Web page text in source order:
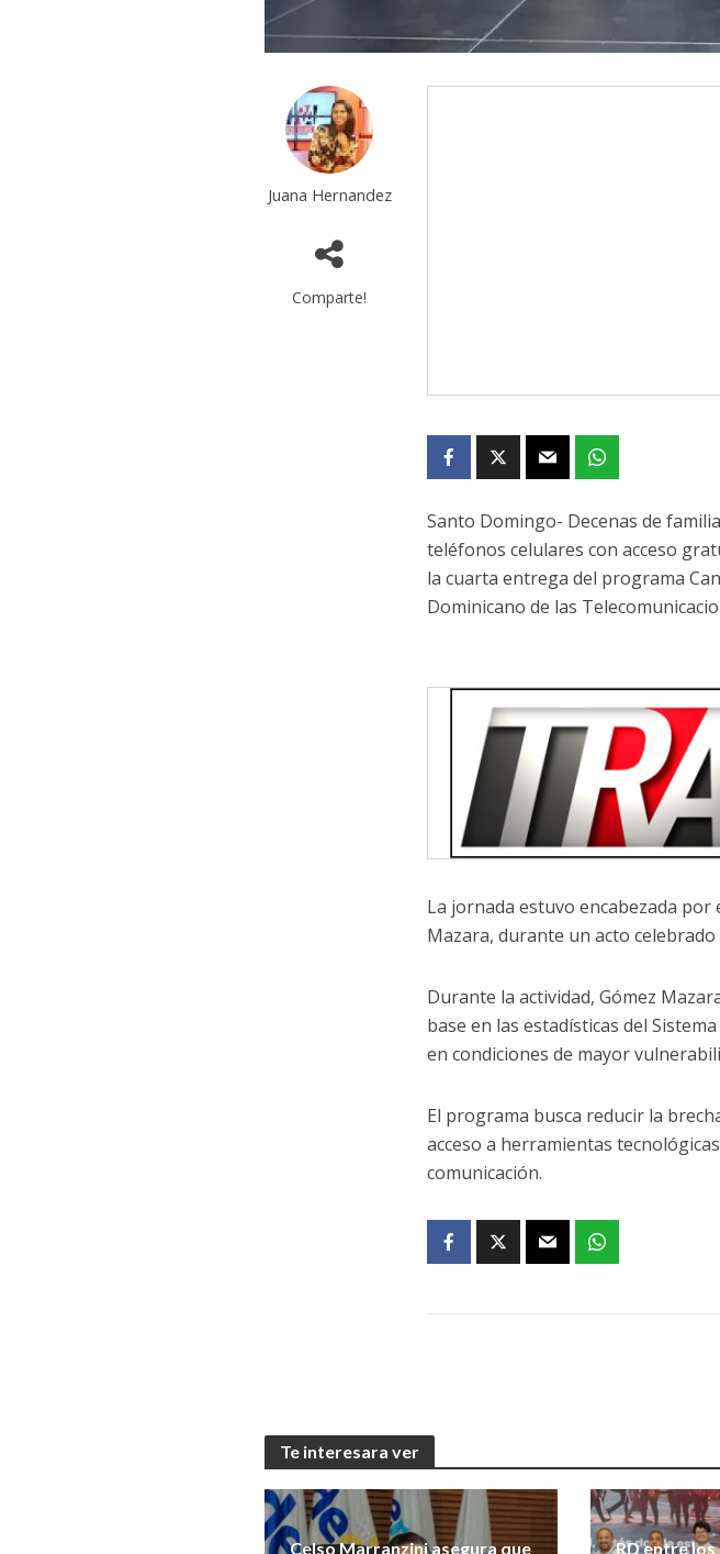
Juana Hernandez
Comparte!
Santo Domingo- Decenas de
teléfonos celulares con acceso
la cuarta entrega del programa
Dominicano de las
La jornada estuvo encabezada
Mazara, durante un acto
Durante la actividad, Gómez
base en las estadísticas del
en condiciones de mayor
El programa busca reducir la
acceso a herramientas
comunicación.
Te interesara ver
Celso Marranzini asegura que
RD entre